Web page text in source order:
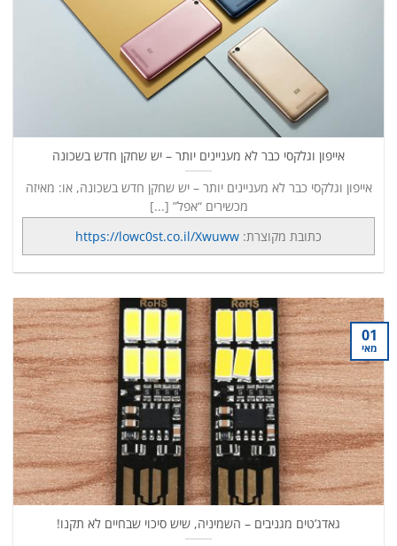
אייפון וגלקסי כבר לא מעניינים יותר – יש שחקן חדש בשכונה
אייפון וגלקסי כבר לא מעניינים יותר – יש שחקן חדש בשכונה, או: מאיזה
מכשירים “אפל” [...]
כתובת מקוצרת: https://lowc0st.co.il/Xwuww
גאדג’טים מגניבים – השמיניה, שיש סיכוי שבחיים לא תקנו!
01
מאי